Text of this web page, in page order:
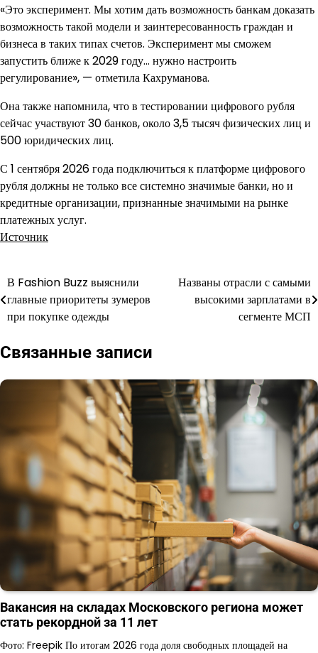
«Это эксперимент. Мы хотим дать возможность банкам доказать
возможность такой модели и заинтересованность граждан и
бизнеса в таких типах счетов. Эксперимент мы сможем
запустить ближе к 2029 году… нужно настроить
регулирование», — отметила Кахруманова.
Она также напомнила, что в тестировании цифрового рубля
сейчас участвуют 30 банков, около 3,5 тысяч физических лиц и
500 юридических лиц.
С 1 сентября 2026 года подключиться к платформе цифрового
рубля должны не только все системно значимые банки, но и
кредитные организации, признанные значимыми на рынке
платежных услуг.
Источник
Навигация
по
В Fashion Buzz выяснили
главные приоритеты зумеров
при покупке одежды
Названы отрасли с самыми
высокими зарплатами в
сегменте МСП
Связанные записи
Вакансия на складах Московского региона может
стать рекордной за 11 лет
Фото: Freepik По итогам 2026 года доля свободных площадей на